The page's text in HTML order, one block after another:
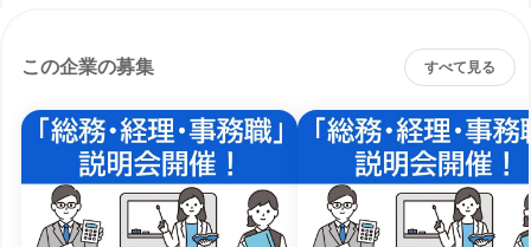
この企業の募集 すべて見る